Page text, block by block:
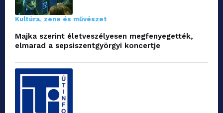
Kultúra, zene és művészet
Majka szerint életveszélyesen megfenyegették,
elmarad a sepsiszentgyörgyi koncertje